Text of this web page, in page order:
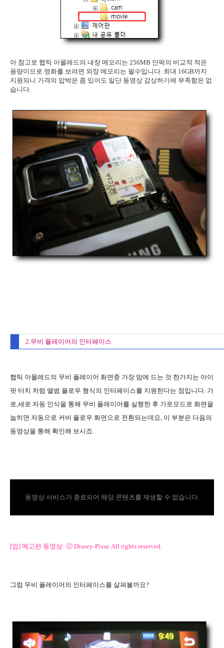
아 참고로 햅틱 아몰레드의 내장 메모리는 256MB 안팍의 비교적 적은
용량이므로 영화를 보려면 외장 메모리는 필수입니다. 최대 16GB까지
지원되니 가격의 압박은 좀 있어도 일단 동영상 감상하기에 부족함은 없
습니다.
2.무비 플레이어의 인터페이스
햅틱 아몰레드의 무비 플레이어 화면중 가장 맘에 드는 것 한가지는 아이
팟 터치 처럼 앨범 플로우 형식의 인터페이스를 지원한다는 점입니다. 가
로,세로 자동 인식을 통해 무비 플레이어를 실행한 후 가로모드로 화면을
눕히면 자동으로 커버 플로우 화면으로 전환되는데요, 이 부분은 다음의
동영상을 통해 확인해 보시죠.
동영상 서비스가 종료되어 해당 콘텐츠를 재생할 수 없습니다.
[업] 예고편 동영상: ⓒ Disney-Pixar. All rights reserved.
그럼 무비 플레이어의 인터페이스를 살펴볼까요?